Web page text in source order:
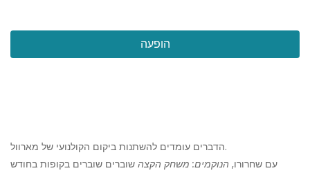
הופעה
הדברים עומדים להשתנות ביקום הקולנועי של מארוול.
עם שחרורו, הנוקמים: משחק הקצה שוברים שוברים בקופות בחודש